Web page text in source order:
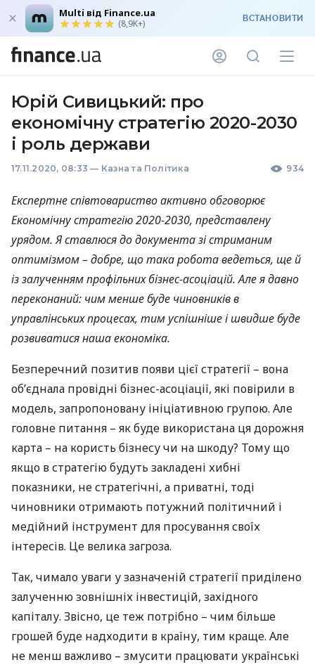
Multi від Finance.ua
(8,9K+) ВСТАНОВИТИ
Юрій Сивицький: про
економічну стратегію 2020-2030
і роль держави
17.11.2020, 08:33 — Казна та Політика 934
Експертне співтовариство активно обговорює
Економічну стратегію 2020-2030, представлену
урядом. Я ставлюся до документа зі стриманим
оптимізмом – добре, що така робота ведеться, ще й
із залученням профільних бізнес-асоціацій. Але я давно
переконаний: чим менше буде чиновників в
управлінських процесах, тим успішніше і швидше буде
розвиватися наша економіка.
Безперечний позитив появи цієї стратегії – вона
об’єднала провідні бізнес-асоціації, які повірили в
модель, запропоновану ініціативною групою. Але
головне питання – як буде використана ця дорожня
карта – на користь бізнесу чи на шкоду? Тому що
якщо в стратегію будуть закладені хибні
показники, не стратегічні, а приватні, тоді
чиновники отримають потужний політичний і
медійний інструмент для просування своїх
інтересів. Це велика загроза.
Так, чимало уваги у зазначеній стратегії приділено
залученню зовнішніх інвестицій, західного
капіталу. Звісно, це теж потрібно – чим більше
грошей буде надходити в країну, тим краще. Але
не менш важливо – змусити працювати українські